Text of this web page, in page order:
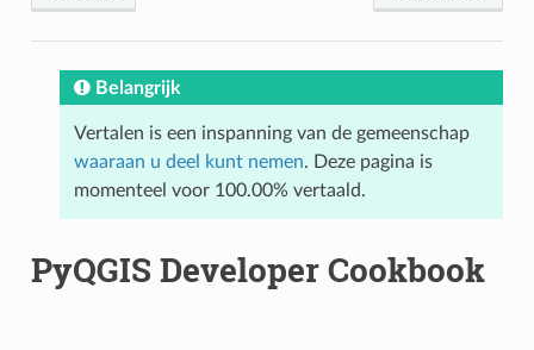
Belangrijk
Vertalen is een inspanning van de gemeenschap
waaraan u deel kunt nemen. Deze pagina is
momenteel voor 100.00% vertaald.
PyQGIS Developer Cookbook